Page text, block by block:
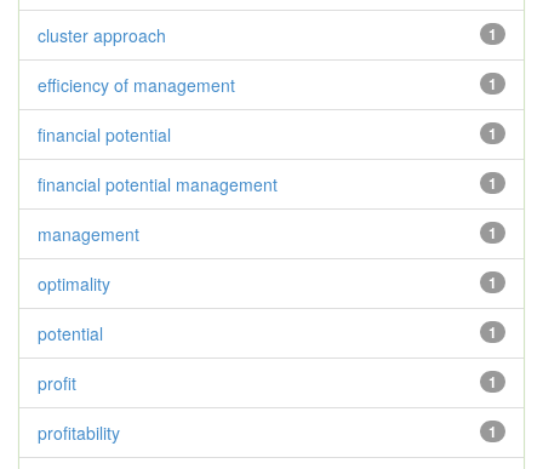
1
cluster approach
1
efficiency of management
1
financial potential
1
financial potential management
1
management
1
optimality
1
potential
1
profit
1
profitability